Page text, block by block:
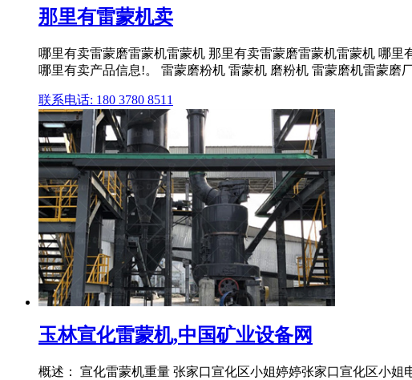
那里有雷蒙机卖
哪里有卖雷蒙磨雷蒙机雷蒙机 那里有卖雷蒙磨雷蒙机雷蒙机 哪里
哪里有卖产品信息!。 雷蒙磨粉机 雷蒙机 磨粉机 雷蒙磨机雷蒙磨
联系电话: 180 3780 8511
玉林宣化雷蒙机,中国矿业设备网
概述： 宣化雷蒙机重量 张家口宣化区小姐婷婷张家口宣化区小